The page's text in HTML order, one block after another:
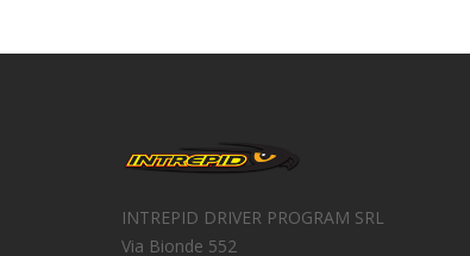
INTREPID DRIVER PROGRAM SRL
Via Bionde 552